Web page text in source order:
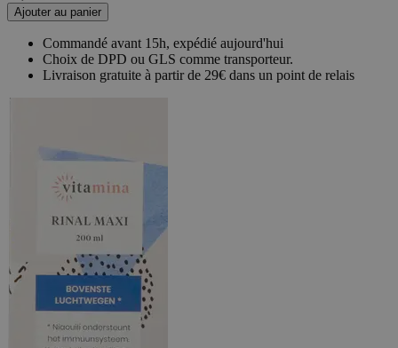
Ajouter au panier
Commandé avant 15h, expédié aujourd'hui
Choix de DPD ou GLS comme transporteur.
Livraison gratuite à partir de 29€ dans un point de relais